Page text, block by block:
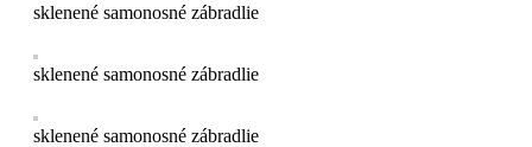
sklenené samonosné zábradlie
sklenené samonosné zábradlie
sklenené samonosné zábradlie